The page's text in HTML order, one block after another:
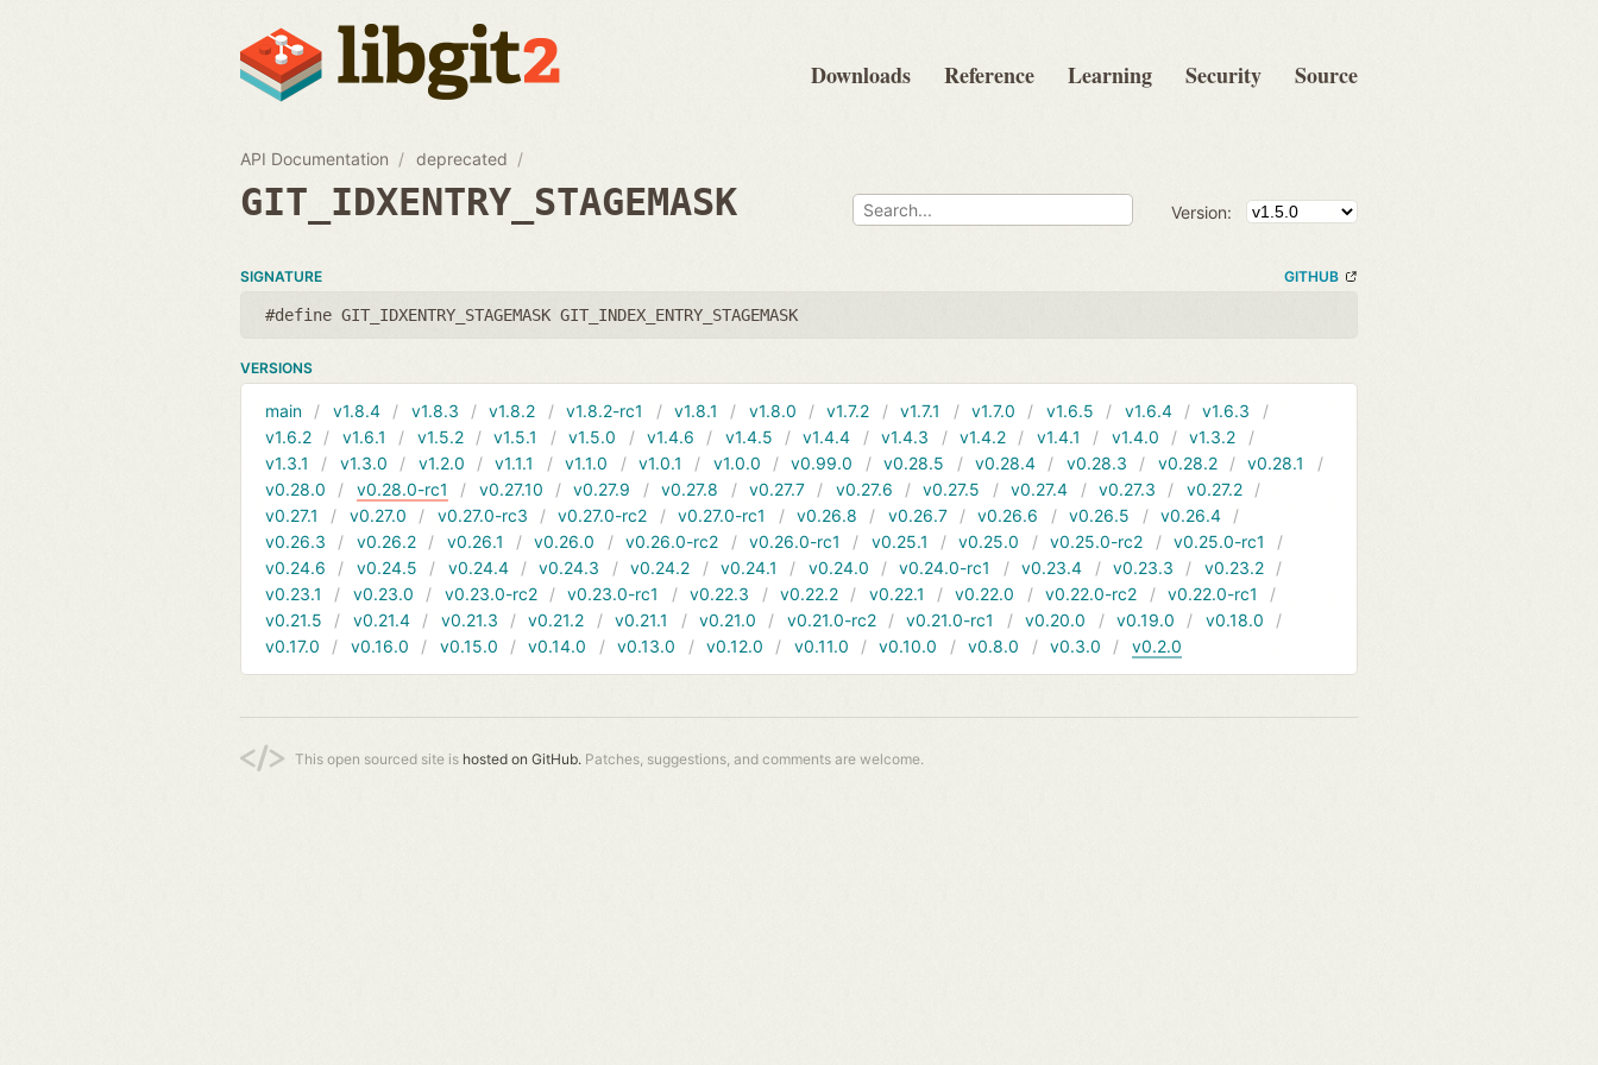
Downloads Reference Learning Security Source
API Documentation deprecated
GIT_IDXENTRY_STAGEMASK Version:
SIGNATURE GITHUB
#define GIT_IDXENTRY_STAGEMASK GIT_INDEX_ENTRY_STAGEMASK
VERSIONS
main v1.8.4 v1.8.3 v1.8.2 v1.8.2-rc1 v1.8.1 v1.8.0 v1.7.2 v1.7.1 v1.7.0 v1.6.5 v1.6.4
v1.6.3
v1.6.2
v1.6.1 v1.5.2 v1.5.1 v1.5.0 v1.4.6 v1.4.5 v1.4.4 v1.4.3 v1.4.2 v1.4.1 v1.4.0
v1.3.2
v1.3.1
v1.3.0 v1.2.0 v1.1.1 v1.1.0 v1.0.1 v1.0.0 v0.99.0 v0.28.5 v0.28.4 v0.28.3 v0.28.2
v0.28.1
v0.28.0
v0.28.0-rc1 v0.27.10 v0.27.9 v0.27.8 v0.27.7 v0.27.6 v0.27.5 v0.27.4 v0.27.3
v0.27.2
v0.27.1
v0.27.0 v0.27.0-rc3 v0.27.0-rc2 v0.27.0-rc1 v0.26.8 v0.26.7 v0.26.6 v0.26.5
v0.26.4
v0.26.3
v0.26.2 v0.26.1 v0.26.0 v0.26.0-rc2 v0.26.0-rc1 v0.25.1 v0.25.0 v0.25.0-rc2
v0.25.0-rc1
v0.24.6
v0.24.5 v0.24.4 v0.24.3 v0.24.2 v0.24.1 v0.24.0 v0.24.0-rc1 v0.23.4 v0.23.3
v0.23.2
v0.23.1
v0.23.0 v0.23.0-rc2 v0.23.0-rc1 v0.22.3 v0.22.2 v0.22.1 v0.22.0 v0.22.0-rc2
v0.22.0-rc1
v0.21.5
v0.21.4 v0.21.3 v0.21.2 v0.21.1 v0.21.0 v0.21.0-rc2 v0.21.0-rc1 v0.20.0 v0.19.0
v0.18.0
v0.17.0
v0.16.0 v0.15.0 v0.14.0 v0.13.0 v0.12.0 v0.11.0 v0.10.0 v0.8.0 v0.3.0 v0.2.0
This open sourced site is hosted on GitHub. Patches, suggestions, and comments are welcome.